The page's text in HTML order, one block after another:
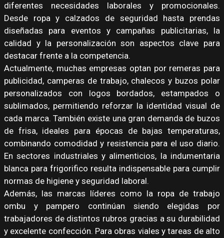
diferentes necesidades laborales y promocionales.
Desde ropa y calzados de seguridad hasta prendas
diseñadas para eventos y campañas publicitarias, la
calidad y la personalización son aspectos clave para
destacar frente a la competencia.
Actualmente, muchas empresas optan por remeras para
publicidad, camperas de trabajo, chalecos y buzos polar
personalizados con logos bordados, estampados o
sublimados, permitiendo reforzar la identidad visual de
cada marca. También existe una gran demanda de buzos
de frisa, ideales para épocas de bajas temperaturas,
combinando comodidad y resistencia para el uso diario.
En sectores industriales y alimenticios, la indumentaria
blanca para frigorifico resulta indispensable para cumplir
normas de higiene y seguridad laboral.
Además, las marcas líderes como la ropa de trabajo
ombu y pampero continúan siendo elegidas por
trabajadores de distintos rubros gracias a su durabilidad
y excelente confección. Para obras viales y tareas de alto